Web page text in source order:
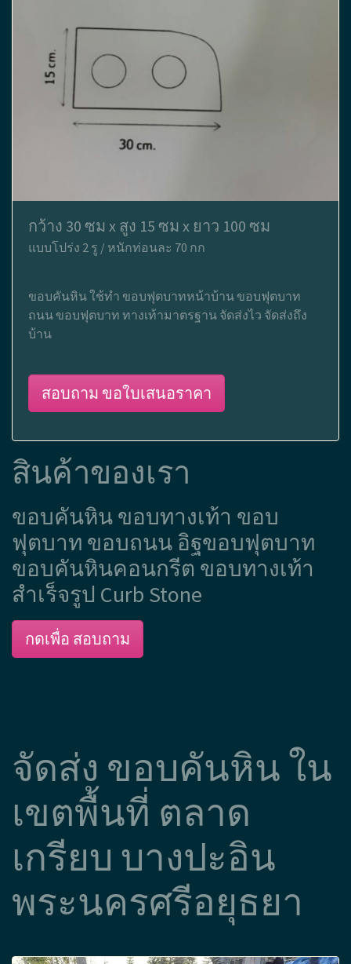
กว้าง 30 ซม x สูง 15 ซม x ยาว 100 ซม
แบบโปร่ง 2 รู / หนักท่อนละ 70 กก
ขอบคันหิน ใช้ทำ ขอบฟุตบาทหน้าบ้าน ขอบฟุตบาท
ถนน ขอบฟุตบาท ทางเท้ามาตรฐาน จัดส่งไว จัดส่งถึง
บ้าน
สอบถาม ขอใบเสนอราคา
สินค้าของเรา
ขอบคันหิน ขอบทางเท้า ขอบ
ฟุตบาท ขอบถนน อิฐขอบฟุตบาท
ขอบคันหินคอนกรีต ขอบทางเท้า
สำเร็จรูป Curb Stone
กดเพื่อ สอบถาม
จัดส่ง ขอบคันหิน ใน
เขตพื้นที่ ตลาด
เกรียบ บางปะอิน
พระนครศรีอยุธยา